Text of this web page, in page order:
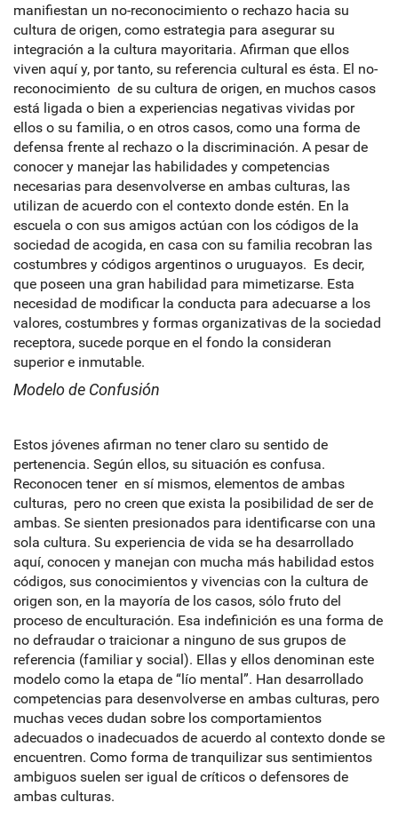
manifiestan un no-reconocimiento o rechazo hacia su
cultura de origen, como estrategia para asegurar su
integración a la cultura mayoritaria. Afirman que ellos
viven aquí y, por tanto, su referencia cultural es ésta. El no-
reconocimiento de su cultura de origen, en muchos casos
está ligada o bien a experiencias negativas vividas por
ellos o su familia, o en otros casos, como una forma de
defensa frente al rechazo o la discriminación. A pesar de
conocer y manejar las habilidades y competencias
necesarias para desenvolverse en ambas culturas, las
utilizan de acuerdo con el contexto donde estén. En la
escuela o con sus amigos actúan con los códigos de la
sociedad de acogida, en casa con su familia recobran las
costumbres y códigos argentinos o uruguayos. Es decir,
que poseen una gran habilidad para mimetizarse. Esta
necesidad de modificar la conducta para adecuarse a los
valores, costumbres y formas organizativas de la sociedad
receptora, sucede porque en el fondo la consideran
superior e inmutable.
Modelo de Confusión
Estos jóvenes afirman no tener claro su sentido de
pertenencia. Según ellos, su situación es confusa.
Reconocen tener en sí mismos, elementos de ambas
culturas, pero no creen que exista la posibilidad de ser de
ambas. Se sienten presionados para identificarse con una
sola cultura. Su experiencia de vida se ha desarrollado
aquí, conocen y manejan con mucha más habilidad estos
códigos, sus conocimientos y vivencias con la cultura de
origen son, en la mayoría de los casos, sólo fruto del
proceso de enculturación. Esa indefinición es una forma de
no defraudar o traicionar a ninguno de sus grupos de
referencia (familiar y social). Ellas y ellos denominan este
modelo como la etapa de “lío mental”. Han desarrollado
competencias para desenvolverse en ambas culturas, pero
muchas veces dudan sobre los comportamientos
adecuados o inadecuados de acuerdo al contexto donde se
encuentren. Como forma de tranquilizar sus sentimientos
ambiguos suelen ser igual de críticos o defensores de
ambas culturas.